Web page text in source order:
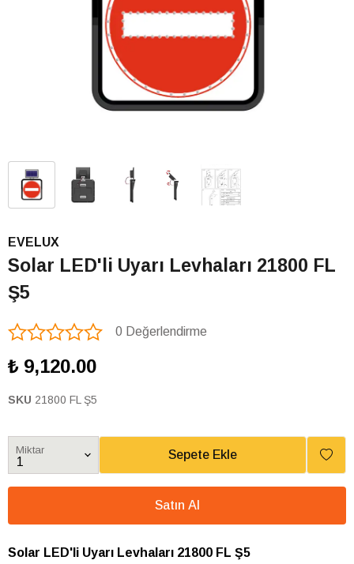
EVELUX
Solar LED'li Uyarı Levhaları 21800 FL
Ş5
0 Değerlendirme
₺ 9,120.00
SKU 21800 FL Ş5
Miktar Sepete Ekle
Satın Al
Solar LED'li Uyarı Levhaları 21800 FL Ş5